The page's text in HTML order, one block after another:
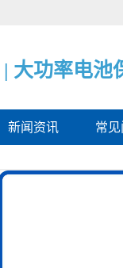
| 电池管理系
| 大功率电池
| 电池电量监
新闻资讯 常